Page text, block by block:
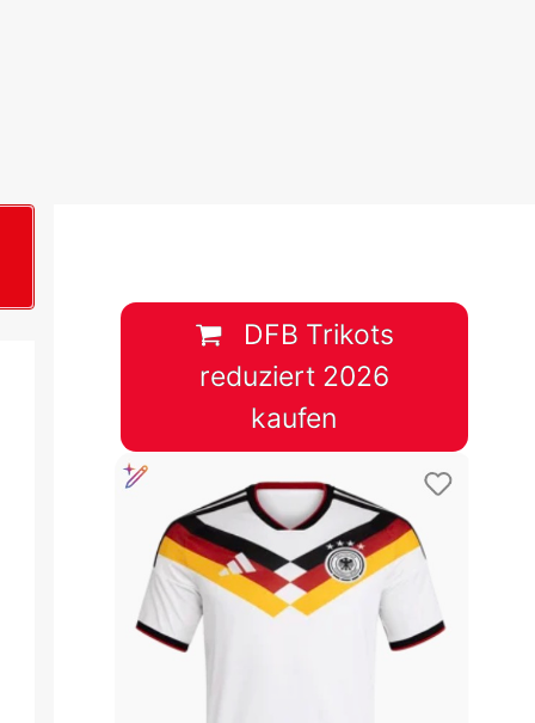
&
&
Tabelle
DFB Trikots
reduziert 2026
kaufen